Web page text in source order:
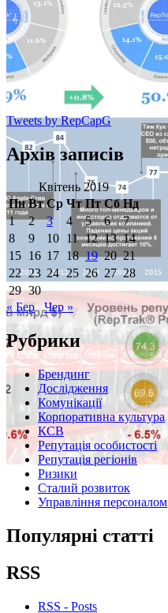
Tweets by RepCapG
Архів записів
Квітень 2019
Пн Вт Ср Чт Пт Сб Нд
1
2 3 4 5 6
7
8
9 10 11 12 13 14
15 16 17 18 19 20 21
22 23 24 25 26 27 28
29 30
« Бер
Чер »
Рубрики
Брендинг
Дослідження
Комунікації
Корпоративна культура
КСВ
Репутація особистості
Репутація регіонів
Ризики
Сталий розвиток
Управління персоналом
Популярні статті
RSS
RSS - Posts